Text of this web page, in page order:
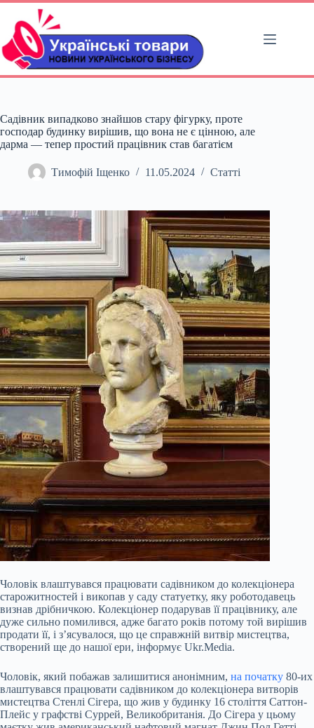
Перейти
вмісту
Садівник випадково знайшов стару фігурку, проте
господар будинку вирішив, що вона не є цінною, але
дарма — тепер простий працівник став багатієм
Тимофій Іщенко 11.05.2024 Статті
Чоловік влаштувався працювати садівником до колекціонера
старожитностей і викопав у саду статуетку, яку роботодавець
визнав дрібничкою. Колекціонер подарував її працівнику, але
дуже сильно помилився, адже багато років потому той вирішив
продати її, і з’ясувалося, що це справжній витвір мистецтва,
створений ще до нашої ери, інформує Ukr.Media.
Чоловік, який побажав залишитися анонімним, на початку 80-их
влаштувався працювати садівником до колекціонера витворів
мистецтва Стенлі Сігера, що жив у будинку 16 століття Саттон-
Плейс у графстві Суррей, Великобританія. До Сігера у цьому